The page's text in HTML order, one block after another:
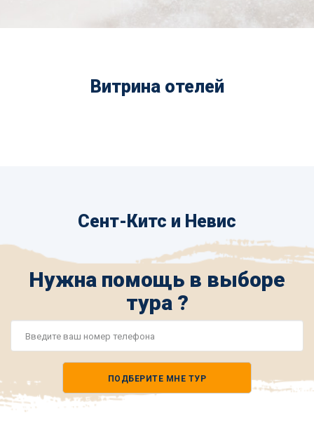
Витрина отелей
Сент-Китс и Невис
Нужна помощь в выборе
тура ?
ПОДБЕРИТЕ МНЕ ТУР